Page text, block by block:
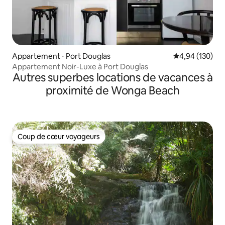
Appartement ⋅ Port Douglas Évaluation
4,94 (130)
Appartement Noir-Luxe à Port Douglas
Autres superbes locations de vacances à
proximité de Wonga Beach
Coup de cœur voyageurs
Coup de cœur voyageurs